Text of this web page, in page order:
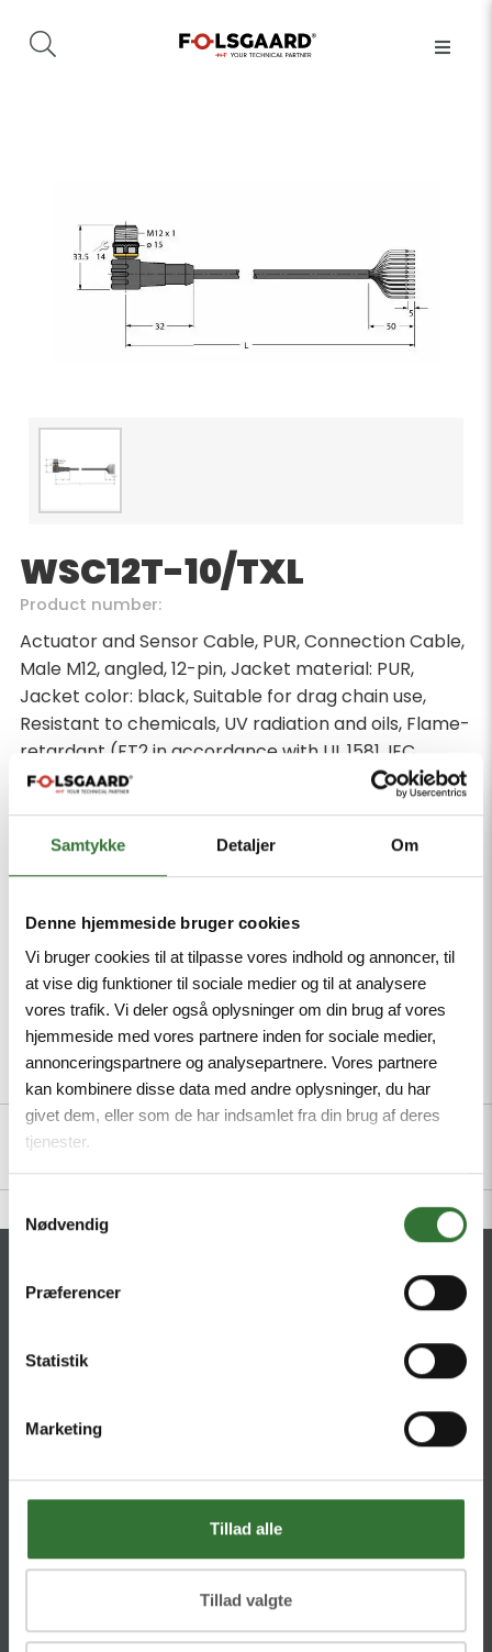
Samtykke Detaljer Om
Denne hjemmeside bruger cookies
Vi bruger cookies til at tilpasse vores indhold og annoncer, til
at vise dig funktioner til sociale medier og til at analysere
vores trafik. Vi deler også oplysninger om din brug af vores
hjemmeside med vores partnere inden for sociale medier,
annonceringspartnere og analysepartnere. Vores partnere
kan kombinere disse data med andre oplysninger, du har
givet dem, eller som de har indsamlet fra din brug af deres
tjenester.
Nødvendig
Præferencer
Statistik
Marketing
Tillad alle
Tillad valgte
WSC12T-10/TXL
Product number:
Actuator and Sensor Cable, PUR, Connection Cable,
Male M12, angled, 12-pin, Jacket material: PUR,
Jacket color: black, Suitable for drag chain use,
Resistant to chemicals, UV radiation and oils, Flame-
retardant (FT2 in accordance with UL 1581, IEC
60332-2-2), Free from halogen, silicone, PVC and
LABS, Particularly resistant to abrasion, Approval:
cULus, RoHS-compliant, Protection class: IP67, IP69K,
Cable length 10 m
Description Specifications Files
Theilgaards Torv 1
Ellemosen 4
@:denmark@folsgaard.com